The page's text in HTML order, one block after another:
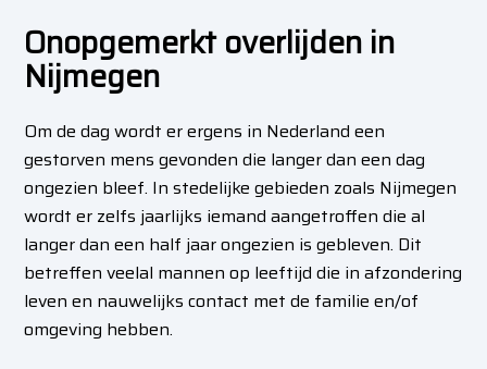
Onopgemerkt overlijden in
Nijmegen
Om de dag wordt er ergens in Nederland een
gestorven mens gevonden die langer dan een dag
ongezien bleef. In stedelijke gebieden zoals Nijmegen
wordt er zelfs jaarlijks iemand aangetroffen die al
langer dan een half jaar ongezien is gebleven. Dit
betreffen veelal mannen op leeftijd die in afzondering
leven en nauwelijks contact met de familie en/of
omgeving hebben.